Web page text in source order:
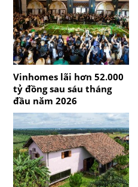
Vinhomes lãi hơn 52.000
tỷ đồng sau sáu tháng
đầu năm 2026